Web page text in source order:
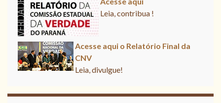
Leia, contribua !
CNV
Leia, divulgue!